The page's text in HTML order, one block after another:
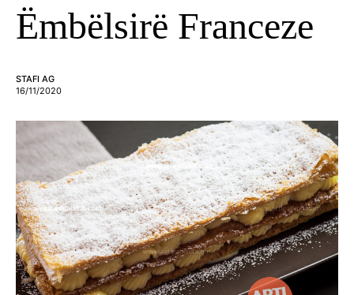
Ëmbëlsirë Franceze
STAFI AG
16/11/2020